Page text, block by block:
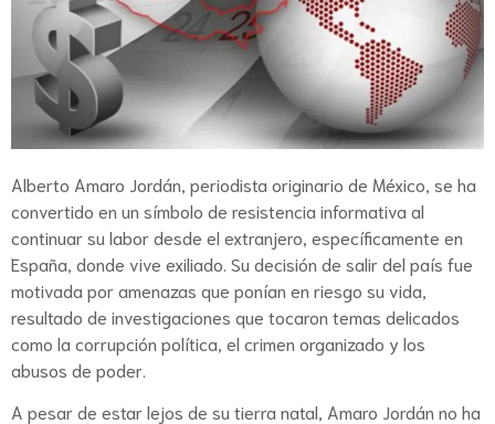
Alberto Amaro Jordán, periodista originario de México, se ha
convertido en un símbolo de resistencia informativa al
continuar su labor desde el extranjero, específicamente en
España, donde vive exiliado. Su decisión de salir del país fue
motivada por amenazas que ponían en riesgo su vida,
resultado de investigaciones que tocaron temas delicados
como la corrupción política, el crimen organizado y los
abusos de poder.
A pesar de estar lejos de su tierra natal, Amaro Jordán no ha